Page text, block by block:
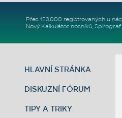
Přes 123.000 registrovaných u
Nový Kalkulátor nosníků,
HLAVNÍ STRÁNKA
DISKUZNÍ FÓRUM
TIPY A TRIKY